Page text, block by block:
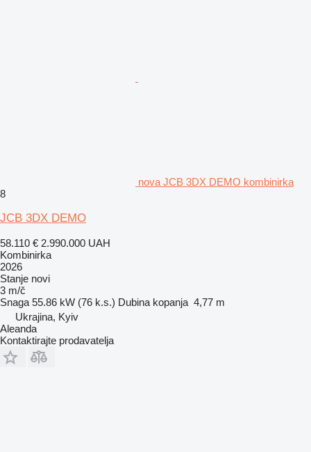
nova JCB 3DX DEMO kombinirka
8
JCB 3DX DEMO
58.110 € 2.990.000 UAH
Kombinirka
2026
Stanje novi
3 m/č
Snaga 55.86 kW (76 k.s.) Dubina kopanja 4,77 m
Ukrajina, Kyiv
Aleanda
Kontaktirajte prodavatelja